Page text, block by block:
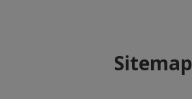
Sitemap